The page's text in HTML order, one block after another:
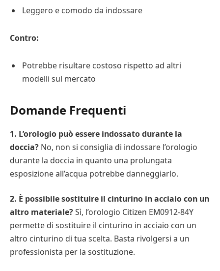
Leggero e comodo da indossare
Contro:
Potrebbe risultare costoso rispetto ad altri
modelli sul mercato
Domande Frequenti
1. L’orologio può essere indossato durante la
doccia? No, non si consiglia di indossare l’orologio
durante la doccia in quanto una prolungata
esposizione all’acqua potrebbe danneggiarlo.
2. È possibile sostituire il cinturino in acciaio con un
altro materiale?Sì, l’orologio Citizen EM0912-84Y
permette di sostituire il cinturino in acciaio con un
altro cinturino di tua scelta. Basta rivolgersi a un
professionista per la sostituzione.